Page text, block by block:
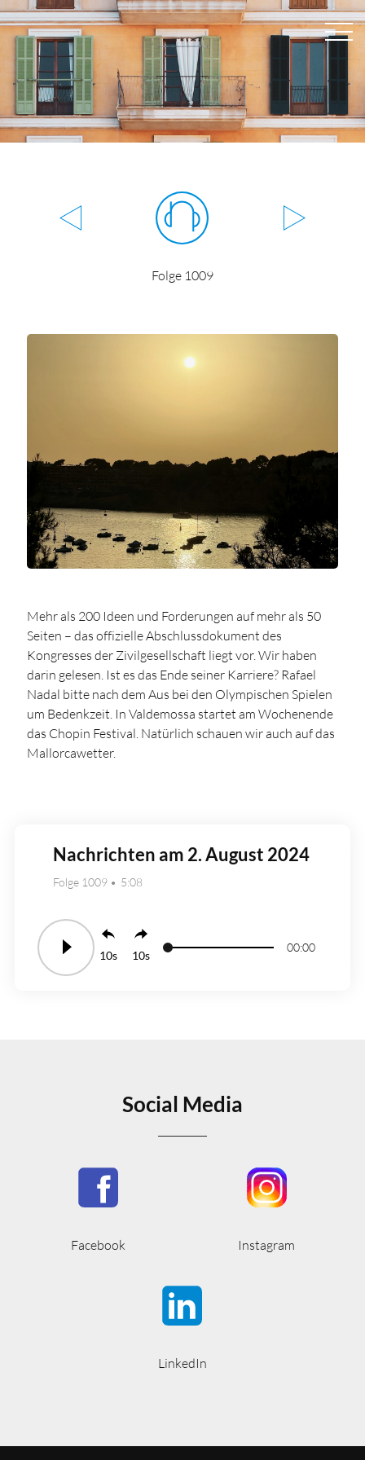
Folge 1009
Mehr als 200 Ideen und Forderungen auf mehr als 50
Seiten – das offizielle Abschlussdokument des
Kongresses der Zivilgesellschaft liegt vor. Wir haben
darin gelesen. Ist es das Ende seiner Karriere? Rafael
Nadal bitte nach dem Aus bei den Olympischen Spielen
um Bedenkzeit. In Valdemossa startet am Wochenende
das Chopin Festival. Natürlich schauen wir auch auf das
Mallorcawetter.
Nachrichten am 2. August 2024
Folge 1009 5:08
10 10
00:00
Social Media
Facebook Instagram
LinkedIn